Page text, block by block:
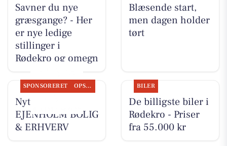
Savner du nye
græsgange? - Her
er nye ledige
stillinger i
Rødekro og omegn
Blæsende start,
men dagen holder
tørt
SPONSORERET OPSLAGSTAVLEN
Nyt fra
EJENHOLM BOLIG
& ERHVERV
BILER
De billigste biler i
Rødekro - Priser
fra 55.000 kr